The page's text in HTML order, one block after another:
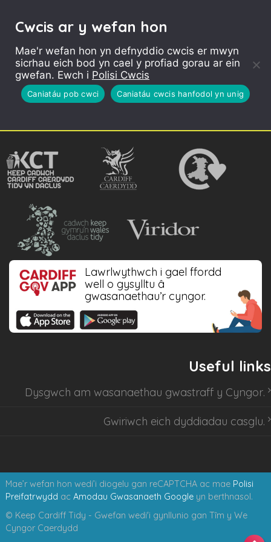
Lawrlwythwch i gael ffordd
well o gysylltu â
gwasanaethau’r cyngor.
Useful links
Dysgwch am wasanaethau gwastraff y Cyngor.
Gwiriwch eich dyddiadau casglu.
Cwcis ar y wefan hon
Mae'r wefan hon yn defnyddio cwcis er mwyn
sicrhau eich bod yn cael y profiad gorau ar ein
gwefan. Ewch i Polisi Cwcis
Caniatáu pob cwci Caniatáu cwcis hanfodol yn unig
Mae’r wefan hon wedi’i diogelu gan reCAPTCHA ac mae Polisi
Preifatrwydd ac Amodau Gwasanaeth Google yn berthnasol.
© Keep Cardiff Tidy - Gwefan wedi'i gynllunio gan Tȋm y We
Cyngor Caerdydd